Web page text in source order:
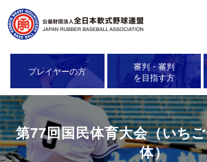
プレイヤーの方
審判・審判
を目指す方
第77回国民体育大会（いち
体）